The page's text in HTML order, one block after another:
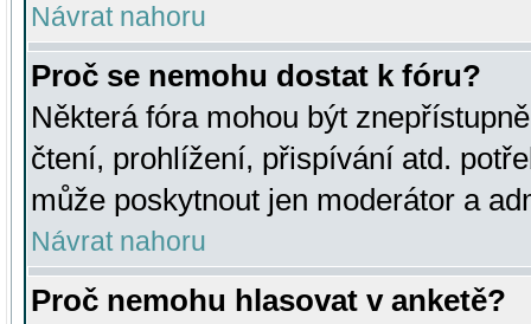
Návrat nahoru
Proč se nemohu dostat k fóru?
Některá fóra mohou být
čtení, prohlížení, přispívání atd.
může poskytnout jen moderátor a
Návrat nahoru
Proč nemohu hlasovat v anketě?